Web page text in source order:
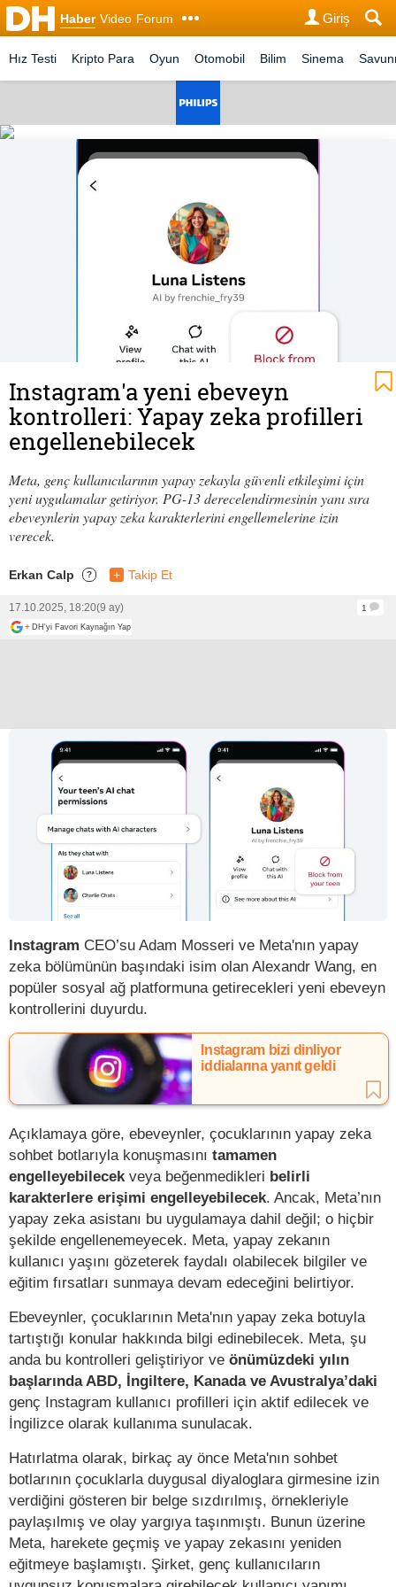
Haber Video Forum Giriş
Hız Testi Kripto Para Oyun Otomobil Bilim Sinema
Instagram'a yeni ebeveyn
kontrolleri: Yapay zeka profilleri
engellenebilecek
Meta, genç kullanıcılarının yapay zekayla güvenli etkileşimi için
yeni uygulamalar getiriyor. PG-13 derecelendirmesinin yanı sıra
ebeveynlerin yapay zeka karakterlerini engellemelerine izin
verecek.
Erkan Calp ? + Takip Et
17.10.2025, 18:20(9 ay)
1
+ DH'yi Favori Kaynağın Yap
Instagram CEO’su Adam Mosseri ve Meta'nın yapay
zeka bölümünün başındaki isim olan Alexandr Wang, en
popüler sosyal ağ platformuna getirecekleri yeni ebeveyn
kontrollerini duyurdu.
Instagram bizi dinliyor
iddialarına yanıt geldi
Açıklamaya göre, ebeveynler, çocuklarının yapay zeka
sohbet botlarıyla konuşmasını tamamen
engelleyebilecek veya beğenmedikleri belirli
karakterlere erişimi engelleyebilecek. Ancak, Meta’nın
yapay zeka asistanı bu uygulamaya dahil değil; o hiçbir
şekilde engellenemeyecek. Meta, yapay zekanın
kullanıcı yaşını gözeterek faydalı olabilecek bilgiler ve
eğitim fırsatları sunmaya devam edeceğini belirtiyor.
Ebeveynler, çocuklarının Meta'nın yapay zeka botuyla
tartıştığı konular hakkında bilgi edinebilecek. Meta, şu
anda bu kontrolleri geliştiriyor ve önümüzdeki yılın
başlarında ABD, İngiltere, Kanada ve Avustralya’daki
genç Instagram kullanıcı profilleri için aktif edilecek ve
İngilizce olarak kullanıma sunulacak.
Hatırlatma olarak, birkaç ay önce Meta'nın sohbet
botlarının çocuklarla duygusal diyaloglara girmesine izin
verdiğini gösteren bir belge sızdırılmış, örnekleriyle
paylaşılmış ve olay yargıya taşınmıştı. Bunun üzerine
Meta, harekete geçmiş ve yapay zekasını yeniden
eğitmeye başlamıştı. Şirket, genç kullanıcıların